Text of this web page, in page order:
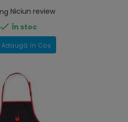
Niciun review
 În stoc
Adaugă în Coș